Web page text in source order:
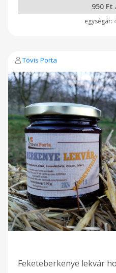
950 Ft
Tövis Porta
Feketeberkenye lekvár